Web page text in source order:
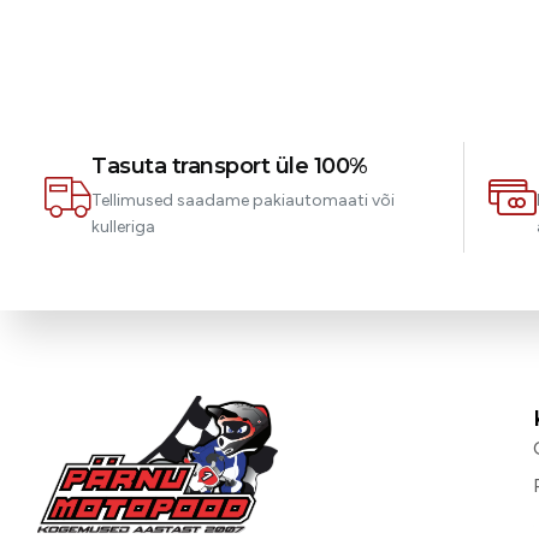
Tasuta transport üle 100%
Tellimused saadame pakiautomaati või
kulleriga